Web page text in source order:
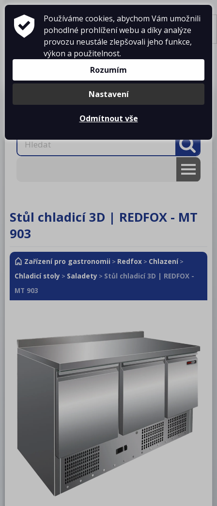
Košík je prázdný
O firmě
Projekty kuchyní
Ke stažení
RM gastro
RM LOTUS 600
RM LOTUS 900
Roboty, příprava masa a zeleniny
Pizza program
Šokery
Chlazení
Mycí program
Bufety, drop-in, vitríny, výdejní vany a
RM
Redfox
Stůl chladicí 3D | REDFOX - MT
903
Zařízení pro gastronomii > Redfox > Chlazení>
Chladicí stoly > Saladety > Stůl chladicí 3D | REDFOX -
MT 903
Používáme cookies, abychom Vám umožnili
pohodlné prohlížení webu a díky analýze
provozu neustále zlepšovali jeho funkce,
výkon a použitelnost.
Rozumím
Nastavení
Odmítnout vše